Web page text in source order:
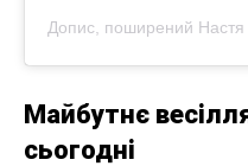
Допис, поширений
Майбутнє
сьогодні